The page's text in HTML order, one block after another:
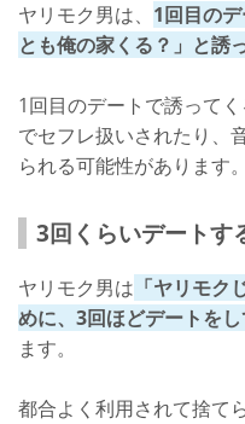
ヤリモク男は、 1回目の
とも俺の家くる？」と誘
1回目のデートで誘って
でセフレ扱いされたり、
られる可能性があります。
3回くらいデートす
ヤリモク男は 「ヤリモク
めに、3回ほどデートを
ます。
都合よく利用されて捨て